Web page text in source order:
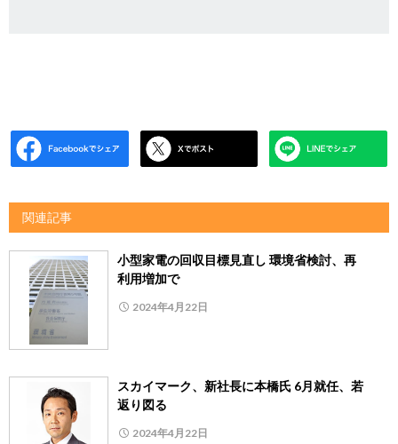
関連記事
小型家電の回収目標見直し 環境省検討、再
利用増加で
2024年4月22日
スカイマーク、新社長に本橋氏 6月就任、若
返り図る
2024年4月22日